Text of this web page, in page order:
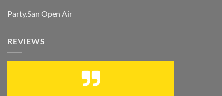
Party.San Open Air
REVIEWS